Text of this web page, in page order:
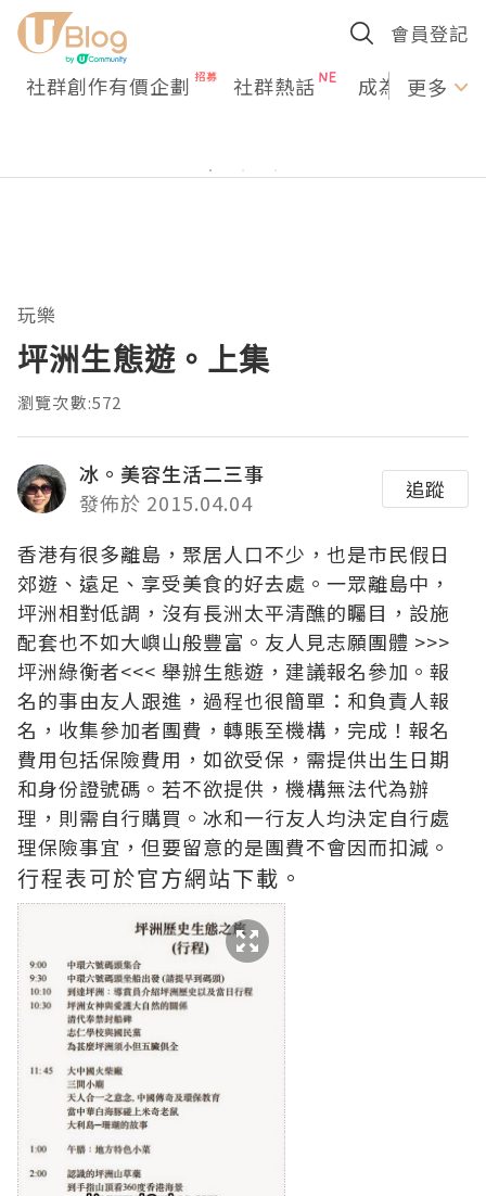
會員登記
社群創作有價企劃 社群熱話 成為U更多
玩樂
坪洲生態遊。上集
瀏覽次數:572
冰。美容生活二三事
發佈於 2015.04.04
追蹤
香港有很多離島，聚居人口不少，也是市民假日
郊遊、遠足、享受美食的好去處。一眾離島中，
坪洲相對低調，沒有長洲太平清醮的矚目，設施
配套也不如大嶼山般豐富。友人見志願團體 >>>
坪洲綠衡者<<< 舉辦生態遊，建議報名參加。報
名的事由友人跟進，過程也很簡單：和負責人報
名，收集參加者團費，轉賬至機構，完成！報名
費用包括保險費用，如欲受保，需提供出生日期
和身份證號碼。若不欲提供，機構無法代為辦
理，則需自行購買。冰和一行友人均決定自行處
理保險事宜，但要留意的是團費不會因而扣減。
行程表可於官方網站下載。